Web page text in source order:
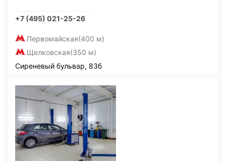
+7 (495) 021-25-26
Первомайская(400 м)
Щелковская(350 м)
Сиреневый бульвар, 83б